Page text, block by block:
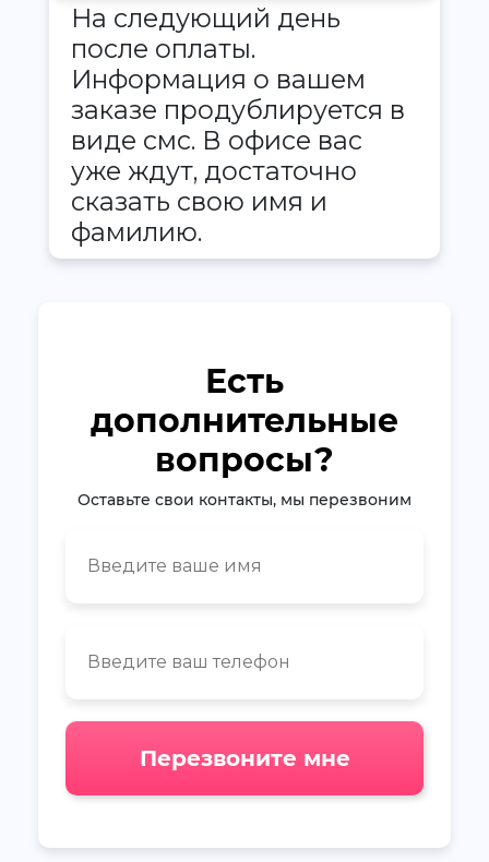
На следующий день
после оплаты.
Информация о вашем
заказе продублируется в
виде смс. В офисе вас
уже ждут, достаточно
сказать свою имя и
фамилию.
Есть
дополнительные
вопросы?
Оставьте свои контакты, мы перезвоним
Перезвоните мне